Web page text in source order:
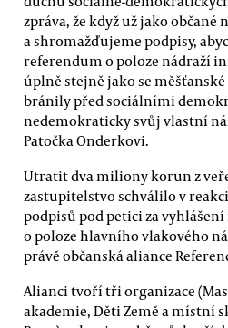
zpráva, že když už jako občané
a shromažďujeme podpisy,
referendum o poloze nádraží
úplně stejně jako se
bránily před sociálními
nedemokraticky svůj vlastní
Patočka Onderkovi.
Utratit dva miliony korun z
zastupitelstvo schválilo v
podpisů pod petici za
o poloze hlavního vlakového
právě občanská aliance
Alianci tvoří tři organizace
akademie, Děti Země a místní